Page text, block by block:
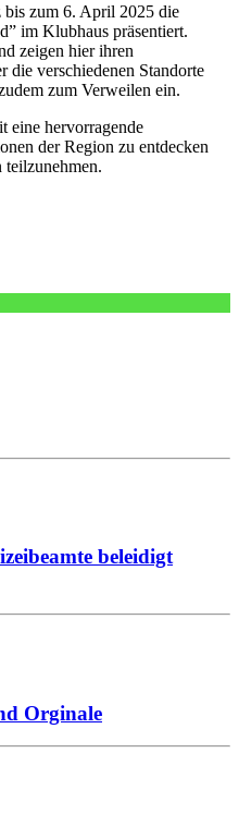
zum 6. April 2025 die
im Klubhaus präsentiert.
zeigen hier ihren
die verschiedenen Standorte
zum Verweilen ein.
eine hervorragende
der Region zu entdecken
teilzunehmen.
beleidigt
Orginale